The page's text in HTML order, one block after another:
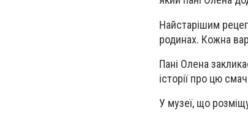
Найстарішим
родинах. Кожна
Пані Олена
історії про цю
У музеї, що